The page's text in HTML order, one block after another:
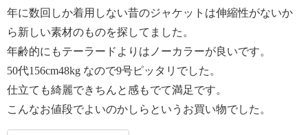
年に数回しか着用しない昔のジャケットは伸縮性がないか
ら新しい素材のものを探してました。
年齢的にもテーラードよりはノーカラーが良いです。
50代156cm48kg なので9号ピッタリでした。
仕立ても綺麗できちんと感もでて満足です。
こんなお値段でよいのかしらというお買い物でした。